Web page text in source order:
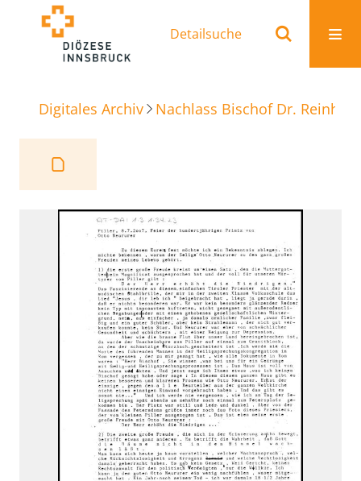
Detailsuche
Digitales Archiv Nachlass Bischof Dr.